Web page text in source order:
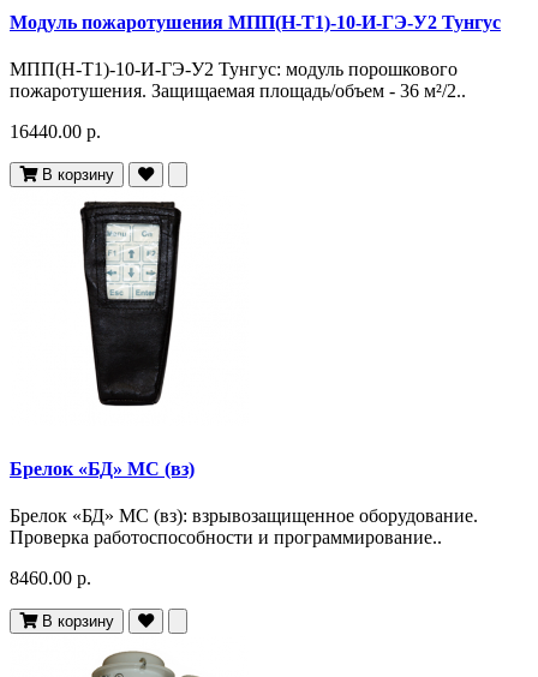
Модуль пожаротушения МПП(Н-Т1)-10-И-ГЭ-У2 Тунгус
МПП(Н-Т1)-10-И-ГЭ-У2 Тунгус: модуль порошкового
пожаротушения. Защищаемая площадь/объем - 36 м²/2..
16440.00 р.
В корзину
Брелок «БД» МС (вз)
Брелок «БД» МС (вз): взрывозащищенное оборудование.
Проверка работоспособности и программирование..
8460.00 р.
В корзину